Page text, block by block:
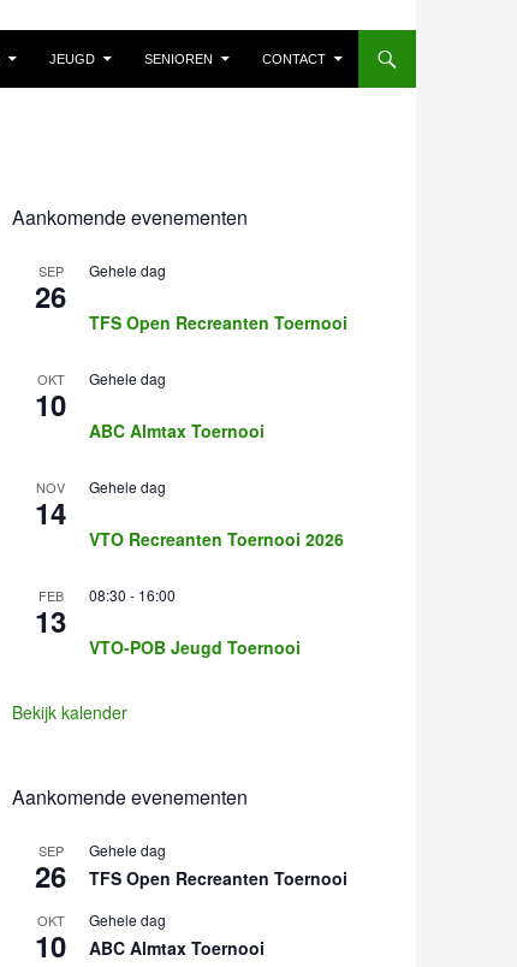
JEUGD SENIOREN CONTACT
Aankomende evenementen
SEP
26
Gehele dag
TFS Open Recreanten Toernooi
OKT
10
Gehele dag
ABC Almtax Toernooi
NOV
14
Gehele dag
VTO Recreanten Toernooi 2026
FEB
13
08:30 - 16:00
VTO-POB Jeugd Toernooi
Bekijk kalender
Aankomende evenementen
SEP
26
Gehele dag
TFS Open Recreanten Toernooi
OKT
10
Gehele dag
ABC Almtax Toernooi